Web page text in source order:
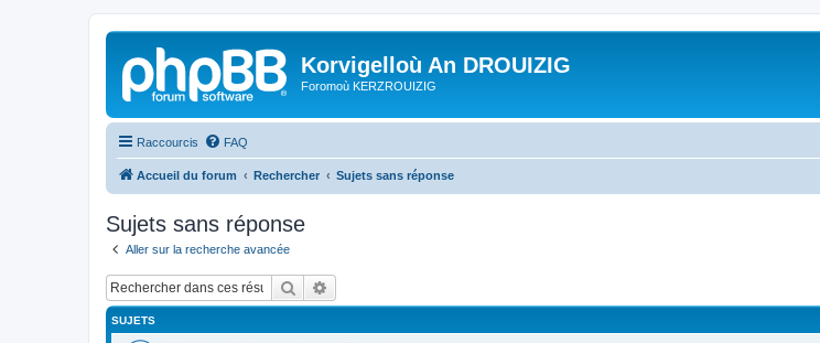
Korvigelloù An DROUIZIG
Foromoù KERZROUIZIG
Raccourcis FAQ
Accueil du forum Rechercher Sujets sans réponse
Sujets sans réponse
Aller sur la recherche avancée
Rechercher
SUJETS